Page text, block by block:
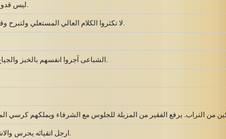
ليس قدوس مثل الرب. لانه ليس غيرك. وليس صخرة مثل الهنا.
لا تكثروا الكلام العالي المستعلي ولتبرح وقاحة من افواهكم. لان الرب اله عليم. وبه توزن الاعمال.
الشباعى آجروا انفسهم بالخبز والجياع كفّوا. حتى ان العاقر ولدت سبعة وكثيرة البنين ذبلت.
ارجل اتقيائه يحرس والاشرار في الظلام يصمتون. لانه ليس بالقوة يغلب انسان.